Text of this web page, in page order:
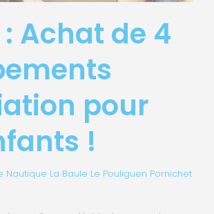
Achat de 4
pour
!
Nautique La Baule Le Pouliguen Pornichet